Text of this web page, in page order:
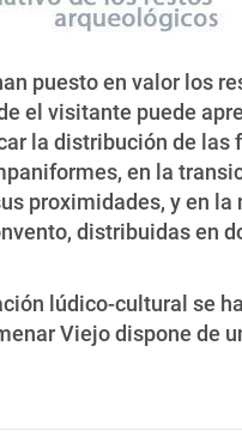
puesto en valor los
el visitante puede
la distribución de las
en la
proximidades, y en
distribuidas en
lúdico-cultural se
Viejo dispone de